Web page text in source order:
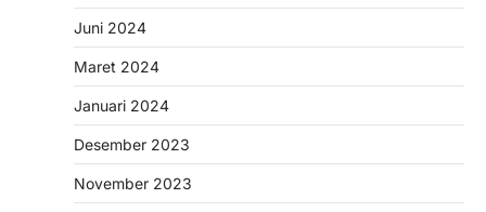
Juni 2024
Maret 2024
Januari 2024
Desember 2023
November 2023